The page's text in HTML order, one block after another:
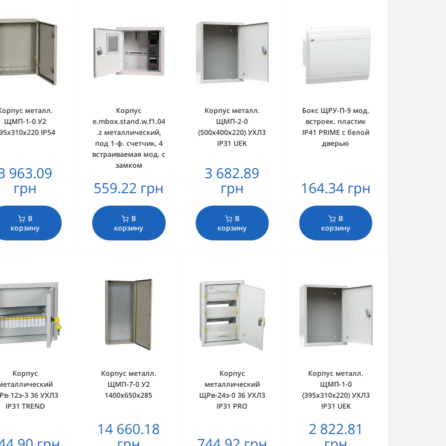
металл.
ЩМП-1-0 У2
IP54
963.09
грн
В
корзину
Корпус
e.mbox.stand.w.f1.04
.z металлический,
под 1-ф. счетчик, 4
встраиваемая мод. с
замком
559.22 грн
В
корзину
Корпус металл.
ЩМП-2-0
(500х400х220) УХЛ3
IP31 UEK
3 682.89
грн
В
корзину
Бокс ЩРУ-П-9 мод.
встроек. пластик
IP41 PRIME с белой
дверью
164.34 грн
В
корзину
Корпус
12з-3 36 УХЛ3
IP31 TREND
Корпус металл.
ЩМП-7-0 У2
1400х650х285
14 660.18
Корпус
металлический
ЩРв-24з-0 36 УХЛ3
IP31 PRO
Корпус металл.
ЩМП-1-0
(395х310х220) УХЛ3
IP31 UEK
2 822.81